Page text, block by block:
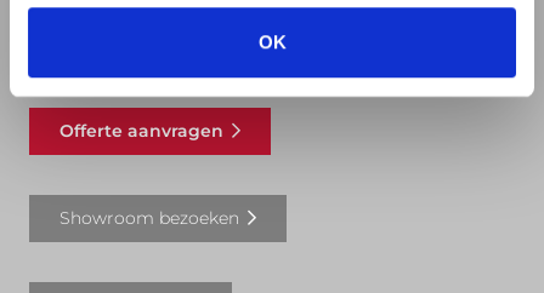
OK
Offerte aanvragen
Showroom bezoeken